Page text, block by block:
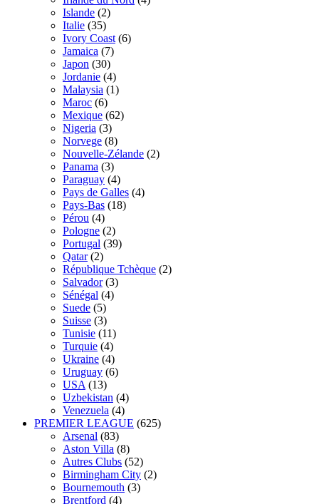
Islande (2)
Italie (35)
Ivory Coast (6)
Jamaica (7)
Japon (30)
Jordanie (4)
Malaysia (1)
Maroc (6)
Mexique (62)
Nigeria (3)
Norvege (8)
Nouvelle-Zélande (2)
Panama (3)
Paraguay (4)
Pays de Galles (4)
Pays-Bas (18)
Pérou (4)
Pologne (2)
Portugal (39)
Qatar (2)
République Tchèque (2)
Salvador (3)
Sénégal (4)
Suede (5)
Suisse (3)
Tunisie (11)
Turquie (4)
Ukraine (4)
Uruguay (6)
USA (13)
Uzbekistan (4)
Venezuela (4)
PREMIER LEAGUE (625)
Arsenal (83)
Aston Villa (8)
Autres Clubs (52)
Birmingham City (2)
Bournemouth (3)
Brentford (4)